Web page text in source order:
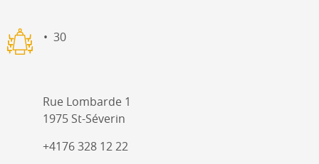
30
Rue Lombarde 1
1975 St-Séverin
+4176 328 12 22